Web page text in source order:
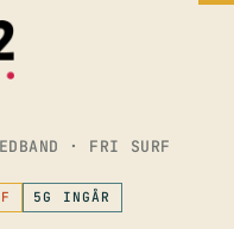
· FRI SURF
5G INGÅR